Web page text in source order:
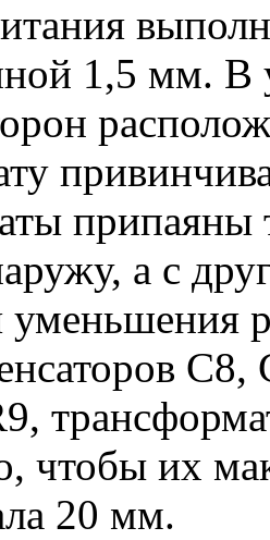
1,5 мм. В
припаяны
а с
уменьшения
чтобы их
20 мм.